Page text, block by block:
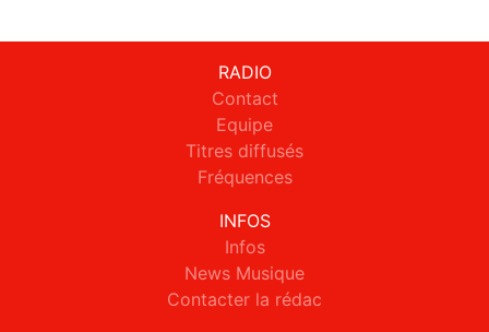
RADIO
Contact
Equipe
Titres diffusés
Fréquences
INFOS
Infos
News Musique
Contacter la rédac